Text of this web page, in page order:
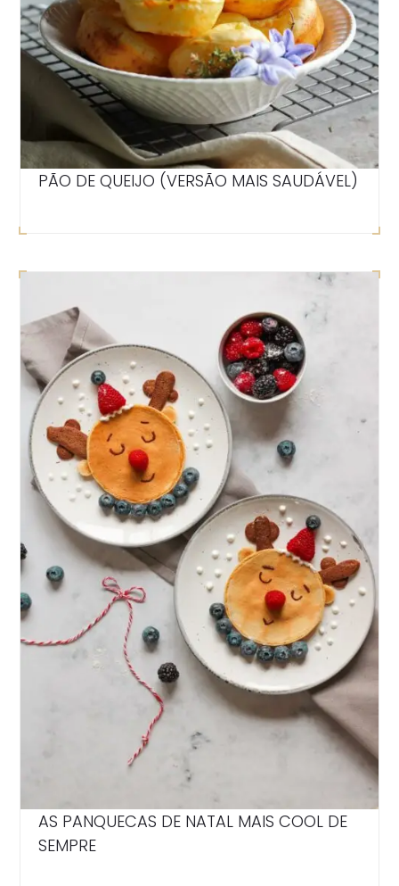
PÃO DE QUEIJO (VERSÃO MAIS SAUDÁVEL)
AS PANQUECAS DE NATAL MAIS COOL DE
SEMPRE